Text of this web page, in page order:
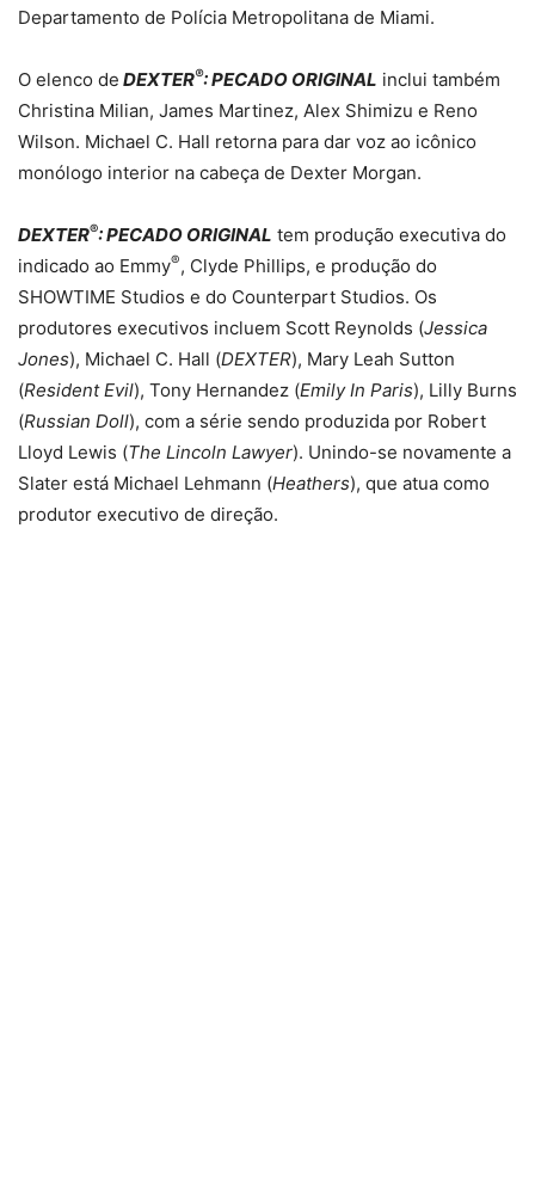
Departamento de Polícia Metropolitana de Miami.
O elenco de DEXTER®: PECADO ORIGINAL inclui também
Christina Milian, James Martinez, Alex Shimizu e Reno
Wilson. Michael C. Hall retorna para dar voz ao icônico
monólogo interior na cabeça de Dexter Morgan.
DEXTER®: PECADO ORIGINAL tem produção executiva do
indicado ao Emmy®, Clyde Phillips, e produção do
SHOWTIME Studios e do Counterpart Studios. Os
produtores executivos incluem Scott Reynolds (Jessica
Jones), Michael C. Hall (DEXTER), Mary Leah Sutton
(Resident Evil), Tony Hernandez (Emily In Paris), Lilly Burns
(Russian Doll), com a série sendo produzida por Robert
Lloyd Lewis (The Lincoln Lawyer). Unindo-se novamente a
Slater está Michael Lehmann (Heathers), que atua como
produtor executivo de direção.